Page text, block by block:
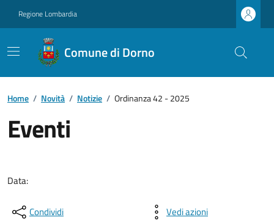
Regione Lombardia
Comune di Dorno
Home / Novità / Notizie / Ordinanza 42 - 2025
Eventi
Data:
Condividi Vedi azioni